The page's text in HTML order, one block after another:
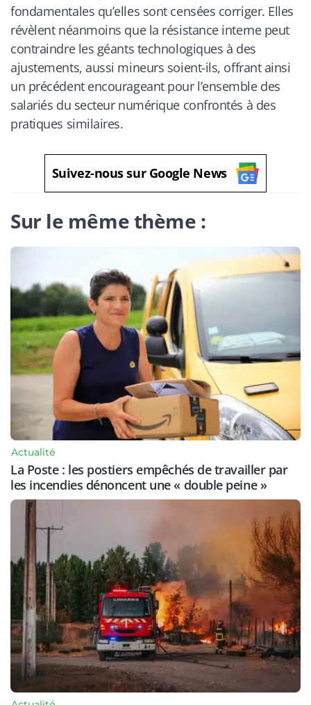
fondamentales qu’elles sont censées corriger. Elles
révèlent néanmoins que la résistance interne peut
contraindre les géants technologiques à des
ajustements, aussi mineurs soient-ils, offrant ainsi
un précédent encourageant pour l’ensemble des
salariés du secteur numérique confrontés à des
pratiques similaires.
Suivez-nous sur Google News
Sur le même thème :
Actualité
La Poste : les postiers empêchés de travailler par
les incendies dénoncent une « double peine »